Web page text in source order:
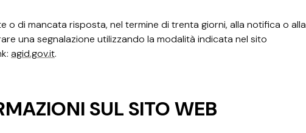
o di mancata risposta, nel termine di trenta giorni, alla notifica o alla
una segnalazione utilizzando la modalità indicata nel sito
agid.gov.it.
SUL SITO WEB